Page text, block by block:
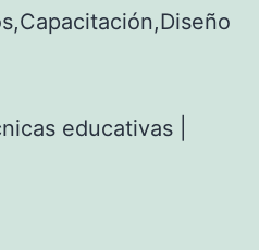
educativas |